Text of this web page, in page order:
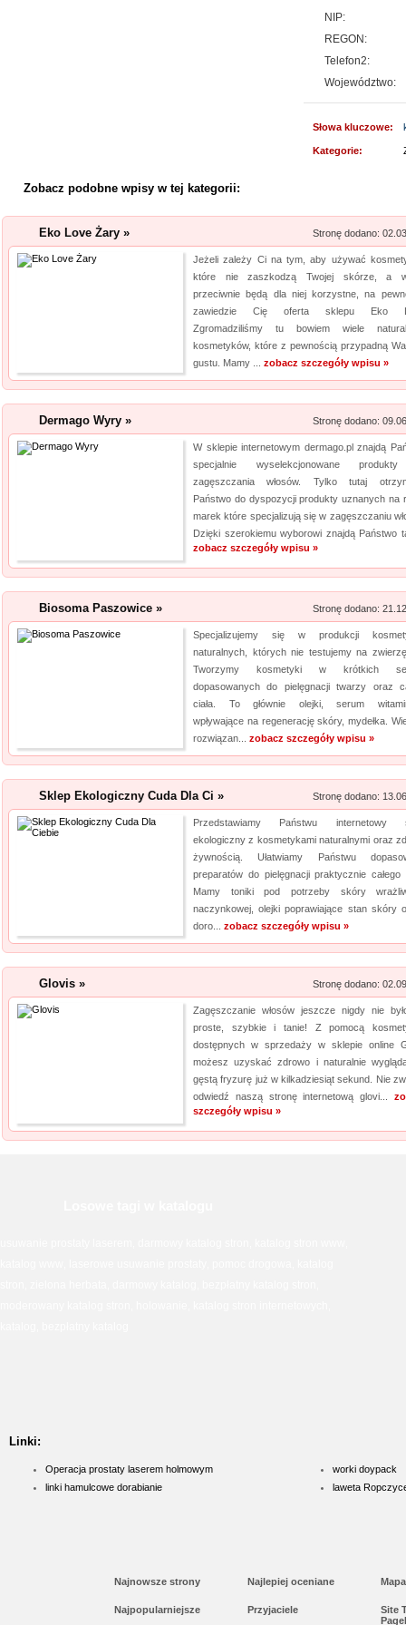
Kalendarz
napraw. Prowadzony przez
produktów, przydatnych tak
obejmuje m. in. wytrzymałe
Lema24.pl -
Sklep lema24. pl funkcjonuje
znajdzie dla siebie
Szpital Specjalista
Szpital Specjalista, to
poradnie, jak i oddział
także laserowe usuwanie
laserowa jest powszechna.
NIP:
REGON:
Telefon2:
Województwo:
Słowa kluczowe:
Kategorie:
Zobacz podobne wpisy w tej kategorii:
Eko Love Żary » Stronę dodano:
Jeżeli zależy Ci na tym, aby używać
które nie zaszkodzą Twojej skórze, a
przeciwnie będą dla niej korzystne, na
zawiedzie Cię oferta sklepu Eko
Zgromadziliśmy tu bowiem wiele
kosmetyków, które z pewnością przypadną
gustu. Mamy ... zobacz szczegóły wpisu »
Dermago Wyry » Stronę dodano:
W sklepie internetowym dermago.pl znajdą
specjalnie wyselekcjonowane
zagęszczania włosów. Tylko tutaj
Państwo do dyspozycji produkty uznanych na
marek które specjalizują się w zagęszczaniu
Dzięki szerokiemu wyborowi znajdą Państwo
zobacz szczegóły wpisu »
Biosoma Paszowice » Stronę dodano:
Specjalizujemy się w produkcji
naturalnych, których nie testujemy na
Tworzymy kosmetyki w krótkich
dopasowanych do pielęgnacji twarzy oraz
ciała. To głównie olejki, serum
wpływające na regenerację skóry, mydełka.
rozwiązan... zobacz szczegóły wpisu »
Sklep Ekologiczny Cuda Dla Ci » Stronę dodano:
Przedstawiamy Państwu internetowy
ekologiczny z kosmetykami naturalnymi oraz
żywnością. Ułatwiamy Państwu
preparatów do pielęgnacji praktycznie całego
Mamy toniki pod potrzeby skóry
naczynkowej, olejki poprawiające stan skóry
doro... zobacz szczegóły wpisu »
Glovis » Stronę dodano:
Zagęszczanie włosów jeszcze nigdy nie
proste, szybkie i tanie! Z pomocą
dostępnych w sprzedaży w sklepie online
możesz uzyskać zdrowo i naturalnie
gęstą fryzurę już w kilkadziesiąt sekund. Nie
odwiedź naszą stronę internetową glovi...
szczegóły wpisu »
Linki:
Operacja prostaty laserem holmowym
linki hamulcowe dorabianie
worki doypack
laweta
Najnowsze strony Najlepiej oceniane
Najpopularniejsze Przyjaciele
Site